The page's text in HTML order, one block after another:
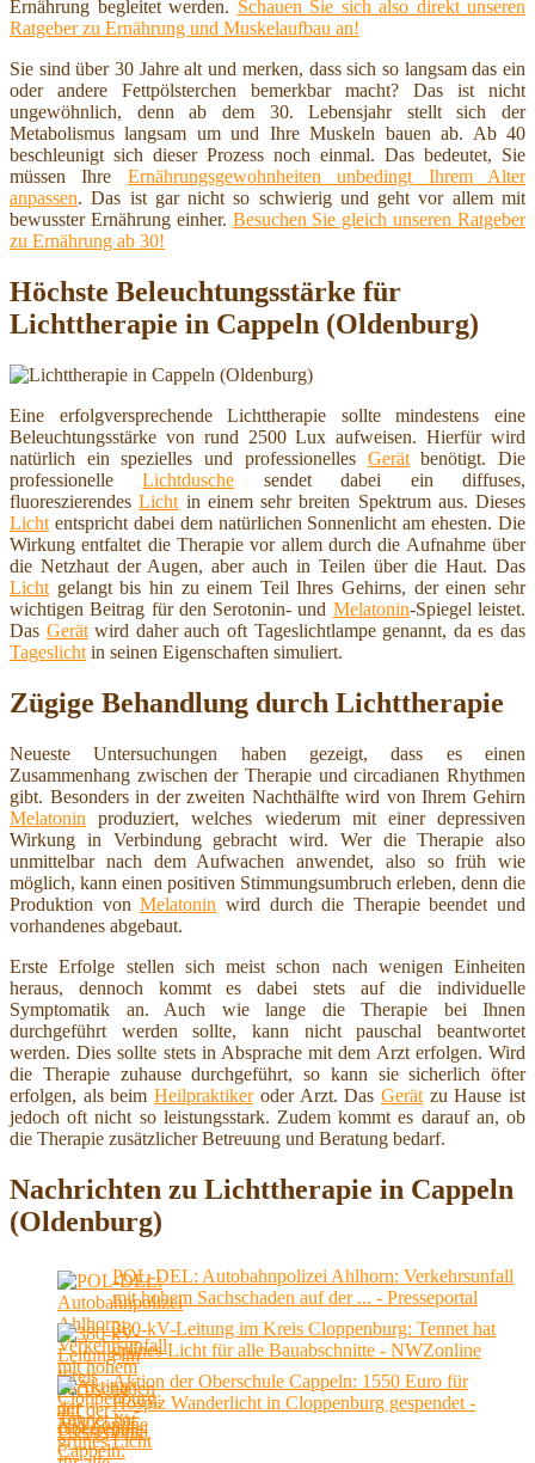
Ernährung begleitet werden. Schauen Sie sich also direkt unseren
Ratgeber zu Ernährung und Muskelaufbau an!
Sie sind über 30 Jahre alt und merken, dass sich so langsam das ein
oder andere Fettpölsterchen bemerkbar macht? Das ist nicht
ungewöhnlich, denn ab dem 30. Lebensjahr stellt sich der
Metabolismus langsam um und Ihre Muskeln bauen ab. Ab 40
beschleunigt sich dieser Prozess noch einmal. Das bedeutet, Sie
müssen Ihre Ernährungsgewohnheiten unbedingt Ihrem Alter
anpassen. Das ist gar nicht so schwierig und geht vor allem mit
bewusster Ernährung einher. Besuchen Sie gleich unseren Ratgeber
zu Ernährung ab 30!
Höchste Beleuchtungsstärke für
Lichttherapie in Cappeln (Oldenburg)
Eine erfolgversprechende Lichttherapie sollte mindestens eine
Beleuchtungsstärke von rund 2500 Lux aufweisen. Hierfür wird
natürlich ein spezielles und professionelles Gerätbenötigt. Die
professionelleLichtdusche sendet dabei ein diffuses,
fluoreszierendesLicht in einem sehr breiten Spektrum aus. Dieses
Licht entspricht dabei dem natürlichen Sonnenlicht am ehesten. Die
Wirkung entfaltet die Therapie vor allem durch die Aufnahme über
die Netzhaut der Augen, aber auch in Teilen über die Haut. Das
Licht gelangt bis hin zu einem Teil Ihres Gehirns, der einen sehr
wichtigen Beitrag für den Serotonin- und Melatonin-Spiegel leistet.
Das Gerätwird daher auch oft Tageslichtlampe genannt, da es das
Tageslicht in seinen Eigenschaften simuliert.
Zügige Behandlung durch Lichttherapie
Neueste Untersuchungen haben gezeigt, dass es einen
Zusammenhang zwischen der Therapie und circadianen Rhythmen
gibt. Besonders in der zweiten Nachthälfte wird von Ihrem Gehirn
Melatonin produziert, welches wiederum mit einer depressiven
Wirkung in Verbindung gebracht wird. Wer die Therapie also
unmittelbar nach dem Aufwachen anwendet, also so früh wie
möglich, kann einen positiven Stimmungsumbruch erleben, denn die
Produktion vonMelatonin wird durch die Therapie beendet und
vorhandenes abgebaut.
Erste Erfolge stellen sich meist schon nach wenigen Einheiten
heraus, dennoch kommt es dabei stets auf die individuelle
Symptomatik an. Auch wie lange die Therapie bei Ihnen
durchgeführt werden sollte, kann nicht pauschal beantwortet
werden. Dies sollte stets in Absprache mit dem Arzt erfolgen. Wird
die Therapie zuhause durchgeführt, so kann sie sicherlich öfter
erfolgen, als beimHeilpraktikeroder Arzt. Das Gerätzu Hause ist
jedoch oft nicht so leistungsstark. Zudem kommt es darauf an, ob
die Therapie zusätzlicher Betreuung und Beratung bedarf.
Nachrichten zu Lichttherapie in Cappeln
(Oldenburg)
POL-DEL: Autobahnpolizei Ahlhorn: Verkehrsunfall
mit hohem Sachschaden auf der ... - Presseportal
380-kV-Leitung im Kreis Cloppenburg: Tennet hat
grünes Licht für alle Bauabschnitte - NWZonline
Aktion der Oberschule Cappeln: 1550 Euro für
Hospiz Wanderlicht in Cloppenburg gespendet -
NWZonline